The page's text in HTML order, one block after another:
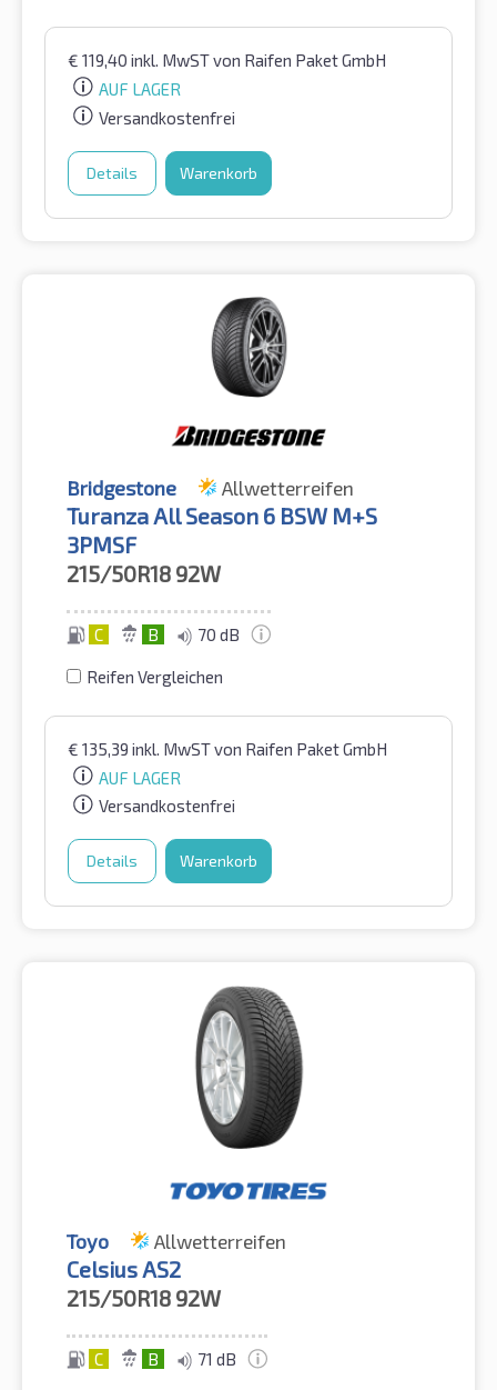
€ 119,40 inkl. MwSTvon Raifen Paket GmbH
AUF LAGER
Versandkostenfrei
Details Warenkorb
Bridgestone Allwetterreifen
Turanza All Season 6 BSW M+S
3PMSF
215/50R18 92W
C B 70 dB
Reifen Vergleichen
€ 135,39 inkl. MwSTvon Raifen Paket GmbH
AUF LAGER
Versandkostenfrei
Details Warenkorb
Toyo Allwetterreifen
Celsius AS2
215/50R18 92W
C B 71 dB